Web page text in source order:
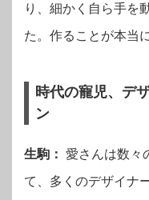
り、細かく自ら手を
た。作ることが本当
時代の寵児、デ
ン
生駒： 愛さんは数々
て、多くのデザイナ